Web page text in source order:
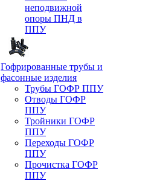
неподвижной
опоры ПНД в
ППУ
Гофрированные трубы и
фасонные изделия
Трубы ГОФР ППУ
Отводы ГОФР
ППУ
Тройники ГОФР
ППУ
Переходы ГОФР
ППУ
Прочистка ГОФР
ППУ